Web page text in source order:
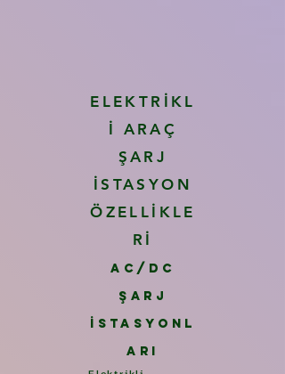
ELEKTRİKL
İ ARAÇ
ŞARJ
İSTASYON
ÖZELLİKLE
Rİ
AC/DC
ŞARJ
İSTASY ONL
ARI